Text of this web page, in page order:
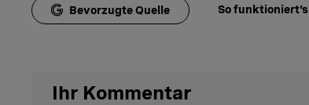
Bevorzugte Quelle So funktioniert's
Ihr Kommentar